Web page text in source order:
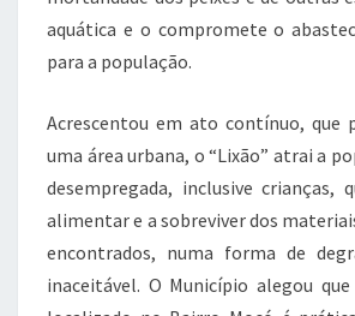
aquática e o compromete o
para a população.
Acrescentou em ato contínuo, que
uma área urbana, o “Lixão” atrai a
desempregada, inclusive crianças,
alimentar e a sobreviver dos
encontrados, numa forma de
inaceitável. O Município alegou